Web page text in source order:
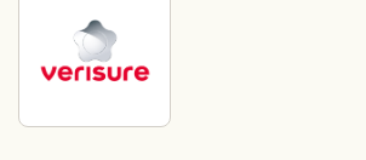
AI